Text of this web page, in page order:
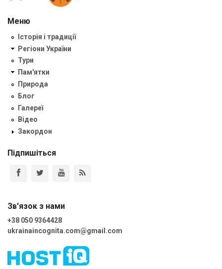
Меню
Історія і традиції
Регіони України
Тури
Пам'ятки
Природа
Блог
Галереї
Відео
Закордон
Підпишіться
Зв'язок з нами
+38 050 9364428
ukrainaincognita.com@gmail.com